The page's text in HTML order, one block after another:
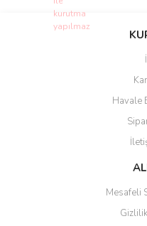
Bu ürüne
Bu ürünün fiyat bilgisi, resim,
konularda yetersiz
tarafımıza iletebilirsiniz.
Ürün resmi kalitesiz,
Ürün açıklamasında
Ürün bilgilerinde hatalar
Ürün fiyatı diğer sitelerden
Bu ürüne benzer farklı
Havale
Mesafeli